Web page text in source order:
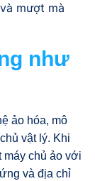
mượt mà
như
ảo hóa, mô
vật lý. Khi
máy chủ ảo với
và địa chỉ